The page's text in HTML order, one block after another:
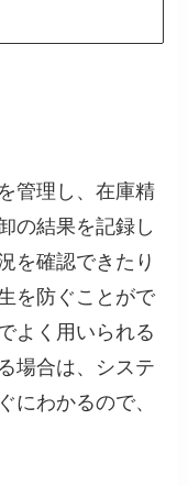
管理し、在庫精
の結果を記録し
を確認できたり
を防ぐことがで
よく用いられる
場合は、システ
にわかるので、